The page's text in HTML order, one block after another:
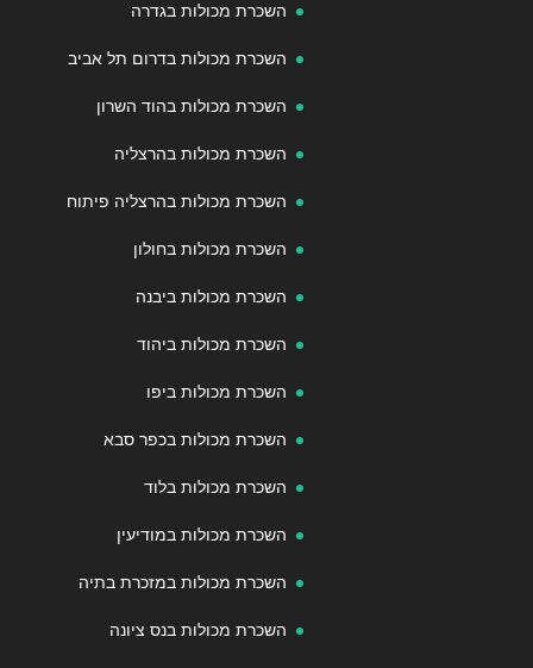
השכרת מכולות בגדרה
השכרת מכולות בדרום תל אביב
השכרת מכולות בהוד השרון
השכרת מכולות בהרצליה
השכרת מכולות בהרצליה פיתוח
השכרת מכולות בחולון
השכרת מכולות ביבנה
השכרת מכולות ביהוד
השכרת מכולות ביפו
השכרת מכולות בכפר סבא
השכרת מכולות בלוד
השכרת מכולות במודיעין
השכרת מכולות במזכרת בתיה
השכרת מכולות בנס ציונה